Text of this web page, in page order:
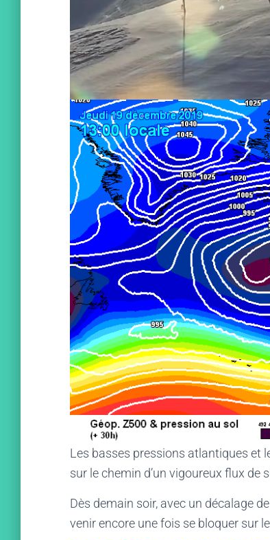
Les basses pressions atlantiques et
sur le chemin d’un vigoureux flux de
Dès demain soir, avec un décalage
venir encore une fois se bloquer sur